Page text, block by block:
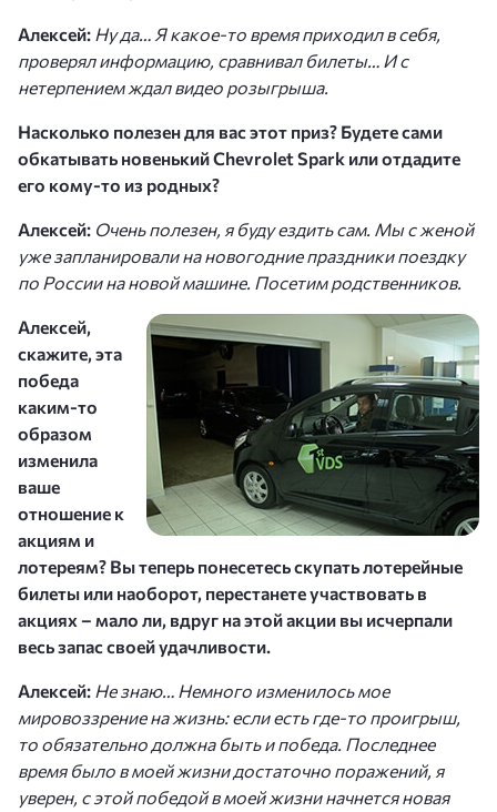
Алексей: Ну да… Я какое-то время приходил в себя,
проверял информацию, сравнивал билеты… И с
нетерпением ждал видео розыгрыша.
Насколько полезен для вас этот приз? Будете сами
обкатывать новенький Chevrolet Spark или отдадите
его кому-то из родных?
Алексей: Очень полезен, я буду ездить сам. Мы с женой
уже запланировали на новогодние праздники поездку
по России на новой машине. Посетим родственников.
Алексей,
скажите, эта
победа
каким-то
образом
изменила
ваше
отношение к
акциям и
лотереям? Вы теперь понесетесь скупать лотерейные
билеты или наоборот, перестанете участвовать в
акциях – мало ли, вдруг на этой акции вы исчерпали
весь запас своей удачливости.
Алексей: Не знаю… Немного изменилось мое
мировоззрение на жизнь: если есть где-то проигрыш,
то обязательно должна быть и победа. Последнее
время было в моей жизни достаточно поражений, я
уверен, с этой победой в моей жизни начнется новая